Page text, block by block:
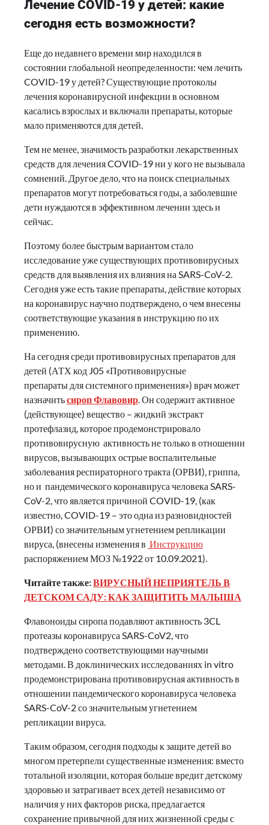
Лечение COVID-19 у детей: какие
сегодня есть возможности?
Еще до недавнего времени мир находился в
состоянии глобальной неопределенности: чем лечить
COVID-19 у детей? Существующие протоколы
лечения коронавирусной инфекции в основном
касались взрослых и включали препараты, которые
мало применяются для детей.
Тем не менее, значимость разработки лекарственных
средств для лечения COVID-19 ни у кого не вызывала
сомнений. Другое дело, что на поиск специальных
препаратов могут потребоваться годы, а заболевшие
дети нуждаются в эффективном лечении здесь и
сейчас.
Поэтому более быстрым вариантом стало
исследование уже существующих противовирусных
средств для выявления их влияния на SARS-CoV-2.
Сегодня уже есть такие препараты, действие которых
на коронавирус научно подтверждено, о чем внесены
соответствующие указания в инструкцию по их
применению.
На сегодня среди противовирусных препаратов для
детей (АТХ код J05 «Противовирусные
препараты для системного применения») врач может
назначитьсироп Флавовир . Он содержит активное
(действующее) вещество – жидкий экстракт
протефлазид, которое продемонстрировало
противовирусную активность не только в отношении
вирусов, вызывающих острые воспалительные
заболевания респираторного тракта (ОРВИ), гриппа,
но и пандемического коронавируса человека SARS-
CoV-2, что является причиной COVID-19, (как
известно, COVID-19 – это одна из разновидностей
ОРВИ) со значительным угнетением репликации
вируса, (внесены изменения в Инструкцию
распоряжением МОЗ №1922 от 10.09.2021).
Читайте также:ВИРУСНЫЙ НЕПРИЯТЕЛЬ В
ДЕТСКОМ САДУ: КАК ЗАЩИТИТЬ МАЛЫША
Флавоноиды сиропа подавляют активность 3CL
протеазы коронавируса SARS-CoV2, что
подтверждено соответствующими научными
методами. В доклинических исследованиях in vitro
продемонстрирована противовирусная активность в
отношении пандемического коронавируса человека
SARS-CoV-2 со значительным угнетением
репликации вируса.
Таким образом, сегодня подходы к защите детей во
многом претерпели существенные изменения: вместо
тотальной изоляции, которая больше вредит детскому
здоровью и затрагивает всех детей независимо от
наличия у них факторов риска, предлагается
сохранение привычной для них жизненной среды с